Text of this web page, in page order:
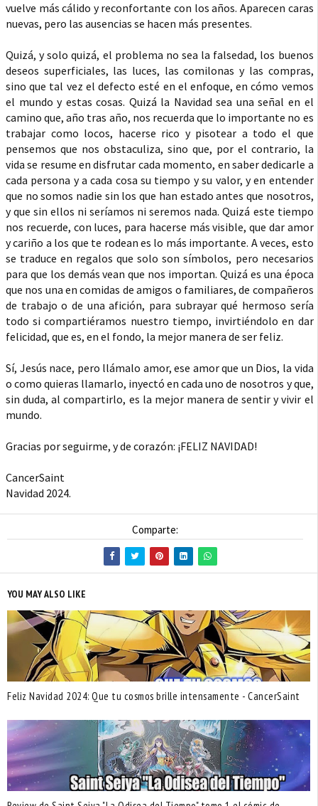
vuelve más cálido y reconfortante con los años. Aparecen caras
nuevas, pero las ausencias se hacen más presentes.
Quizá, y solo quizá, el problema no sea la falsedad, los buenos
deseos superficiales, las luces, las comilonas y las compras,
sino que tal vez el defecto esté en el enfoque, en cómo vemos
el mundo y estas cosas. Quizá la Navidad sea una señal en el
camino que, año tras año, nos recuerda que lo importante no es
trabajar como locos, hacerse rico y pisotear a todo el que
pensemos que nos obstaculiza, sino que, por el contrario, la
vida se resume en disfrutar cada momento, en saber dedicarle a
cada persona y a cada cosa su tiempo y su valor, y en entender
que no somos nadie sin los que han estado antes que nosotros,
y que sin ellos ni seríamos ni seremos nada. Quizá este tiempo
nos recuerde, con luces, para hacerse más visible, que dar amor
y cariño a los que te rodean es lo más importante. A veces, esto
se traduce en regalos que solo son símbolos, pero necesarios
para que los demás vean que nos importan. Quizá es una época
que nos una en comidas de amigos o familiares, de compañeros
de trabajo o de una afición, para subrayar qué hermoso sería
todo si compartiéramos nuestro tiempo, invirtiéndolo en dar
felicidad, que es, en el fondo, la mejor manera de ser feliz.
Sí, Jesús nace, pero llámalo amor, ese amor que un Dios, la vida
o como quieras llamarlo, inyectó en cada uno de nosotros y que,
sin duda, al compartirlo, es la mejor manera de sentir y vivir el
mundo.
Gracias por seguirme, y de corazón: ¡FELIZ NAVIDAD!
CancerSaint
Navidad 2024.
Comparte:
YOU MAY ALSO LIKE
Feliz Navidad 2024: Que tu cosmos brille intensamente - CancerSaint